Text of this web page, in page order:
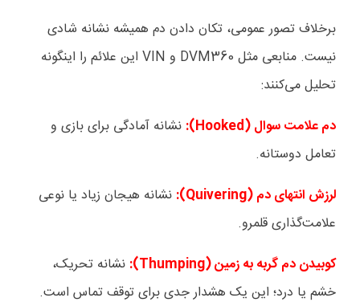
برخلاف تصور عمومی، تکان دادن دم همیشه نشانه شادی
نیست. منابعی مثل DVM360 و VIN این علائم را اینگونه
تحلیل می‌کنند:
دم علامت سوال (Hooked
): نشانه آمادگی برای بازی و
تعامل دوستانه.
لرزش انتهای دم (Quivering
): نشانه هیجان زیاد یا نوعی
علامت‌گذاری قلمرو.
کوبیدن دم گربه به زمین (Thumping
): نشانه تحریک،
خشم یا درد؛ این یک هشدار جدی برای توقف تماس است.